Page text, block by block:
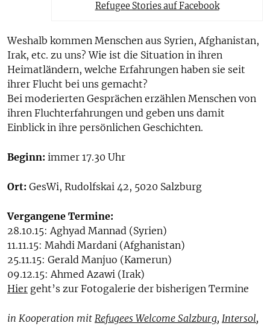
Refugee Stories auf Facebook
Weshalb kommen Menschen aus Syrien, Afghanistan,
Irak, etc. zu uns? Wie ist die Situation in ihren
Heimatländern, welche Erfahrungen haben sie seit
ihrer Flucht bei uns gemacht?
Bei moderierten Gesprächen erzählen Menschen von
ihren Fluchterfahrungen und geben uns damit
Einblick in ihre persönlichen Geschichten.
Beginn: immer 17.30 Uhr
Ort: GesWi, Rudolfskai 42, 5020 Salzburg
Vergangene Termine:
28.10.15: Aghyad Mannad (Syrien)
11.11.15: Mahdi Mardani (Afghanistan)
25.11.15: Gerald Manjuo (Kamerun)
09.12.15: Ahmed Azawi (Irak)
Hier geht’s zur Fotogalerie der bisherigen Termine
in Kooperation mit Refugees Welcome Salzburg, Intersol,